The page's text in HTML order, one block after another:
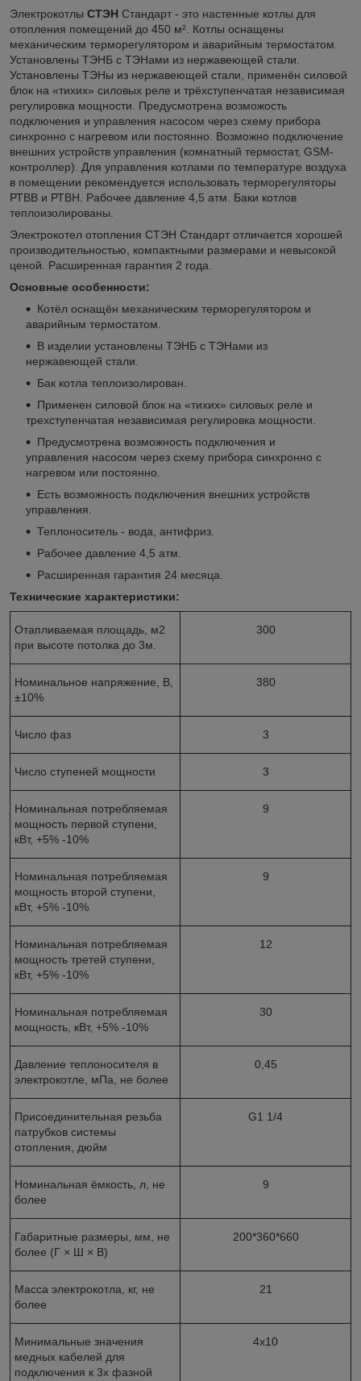
Электрокотлы СТЭН Стандарт - это настенные котлы для
отопления помещений до 450 м². Котлы оснащены
механическим терморегулятором и аварийным термостатом.
Установлены ТЭНБ с ТЭНами из нержавеющей стали.
Установлены ТЭНы из нержавеющей стали, применён силовой
блок на «тихих» силовых реле и трёхступенчатая независимая
регулировка мощности. Предусмотрена возможость
подключения и управления насосом через схему прибора
синхронно с нагревом или постоянно. Возможно подключение
внешних устройств управления (комнатный термостат, GSM-
контроллер). Для управления котлами по температуре воздуха
в помещении рекомендуется использовать терморегуляторы
РТВВ и РТВН. Рабочее давление 4,5 атм. Баки котлов
теплоизолированы.
Электрокотел отопления СТЭН Стандарт отличается хорошей
производительностью, компактными размерами и невысокой
ценой. Расширенная гарантия 2 года.
Основные особенности:
Котёл оснащён механическим терморегулятором и
аварийным термостатом.
В изделии установлены ТЭНБ с ТЭНами из
нержавеющей стали.
Бак котла теплоизолирован.
Применен силовой блок на «тихих» силовых реле и
трехступенчатая независимая регулировка мощности.
Предусмотрена возможность подключения и
управления насосом через схему прибора синхронно с
нагревом или постоянно.
Есть возможность подключения внешних устройств
управления.
Теплоноситель - вода, антифриз.
Рабочее давление 4,5 атм.
Расширенная гарантия 24 месяца.
Технические характеристики:
Отапливаемая площадь, м2
при высоте потолка до 3м.
300
Номинальное напряжение, В,
±10%
380
Число фаз 3
Число ступеней мощности 3
Номинальная потребляемая
мощность первой ступени,
кВт, +5% -10%
9
Номинальная потребляемая
мощность второй ступени,
кВт, +5% -10%
9
Номинальная потребляемая
мощность третей ступени,
кВт, +5% -10%
12
Номинальная потребляемая
мощность, кВт, +5% -10%
30
Давление теплоносителя в
электрокотле, мПа, не более
0,45
Присоединительная резьба
патрубков системы
отопления, дюйм
G1 1/4
Номинальная ёмкость, л, не
более
9
Габаритные размеры, мм, не
более (Г × Ш × В)
200*360*660
Масса электрокотла, кг, не
более
21
Минимальные значения
медных кабелей для
подключения к 3х фазной
4х10